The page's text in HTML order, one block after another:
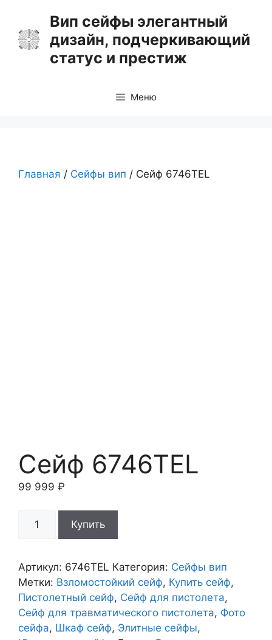
содержимому
Вип сейфы элегантный
дизайн, подчеркивающий
статус и престиж
Меню
Главная / Сейфы вип / Сейф 6746TEL
Сейф 6746TEL
99 999 ₽
товара
6746TEL
Купить
Артикул: 6746TEL Категория: Сейфы вип
Метки: Взломостойкий сейф, Купить сейф,
Пистолетный сейф, Сейф для пистолета,
Сейф для травматического пистолета, Фото
сейфа, Шкаф сейф, Элитные сейфы,